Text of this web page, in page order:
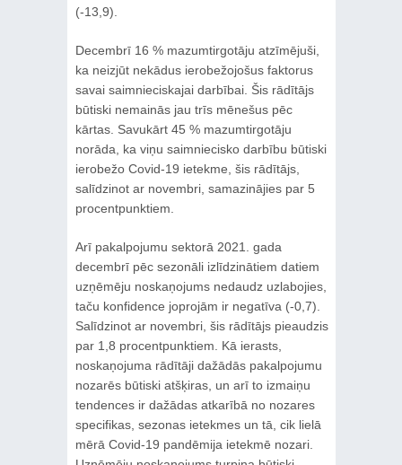
(-13,9).
Decembrī 16 % mazumtirgotāju atzīmējuši,
ka neizjūt nekādus ierobežojošus faktorus
savai saimnieciskajai darbībai. Šis rādītājs
būtiski nemainās jau trīs mēnešus pēc
kārtas. Savukārt 45 % mazumtirgotāju
norāda, ka viņu saimniecisko darbību būtiski
ierobežo Covid-19 ietekme, šis rādītājs,
salīdzinot ar novembri, samazinājies par 5
procentpunktiem.
Arī pakalpojumu sektorā 2021. gada
decembrī pēc sezonāli izlīdzinātiem datiem
uzņēmēju noskaņojums nedaudz uzlabojies,
taču konfidence joprojām ir negatīva (-0,7).
Salīdzinot ar novembri, šis rādītājs pieaudzis
par 1,8 procentpunktiem. Kā ierasts,
noskaņojuma rādītāji dažādās pakalpojumu
nozarēs būtiski atšķiras, un arī to izmaiņu
tendences ir dažādas atkarībā no nozares
specifikas, sezonas ietekmes un tā, cik lielā
mērā Covid-19 pandēmija ietekmē nozari.